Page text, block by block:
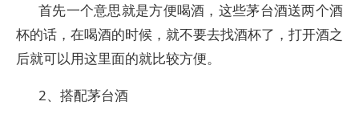
首先一个意思就是方便喝酒，这些茅台酒送两个酒
杯的话，在喝酒的时候，就不要去找酒杯了，打开酒之
后就可以用这里面的就比较方便。
2、搭配茅台酒